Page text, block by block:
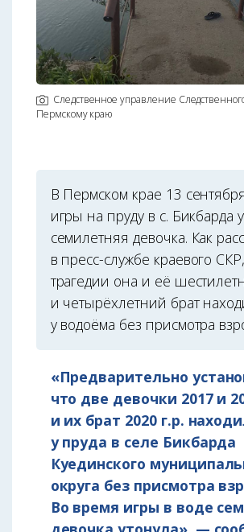
Следственное управление
Пермскому краю
В Пермском крае 13
игры на пруду в с. Бикбарда
семилетняя девочка. Как
в пресс-службе краевого
трагедии она и её
и четырёхлетний брат
у водоёма без присмотра
«Предварительно
что две девочки 2017 и
и их брат 2020 г.р.
у пруда в селе Бикбарда
Куединского
округа без присмотра
Во время игры в воде